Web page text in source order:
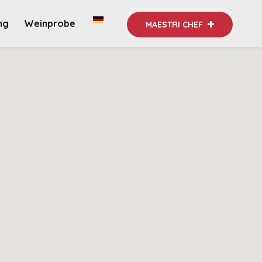
MAESTRI CHEF
Weinprobe